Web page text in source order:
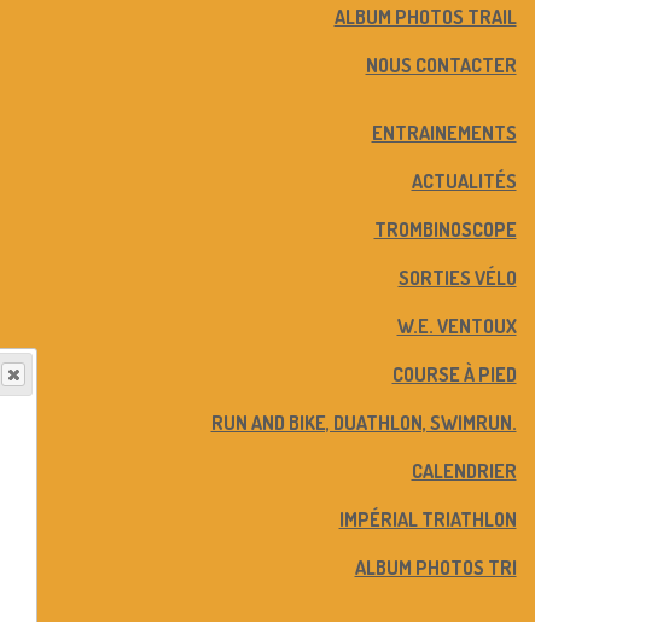
ALBUM PHOTOS TRAIL
NOUS CONTACTER
ENTRAINEMENTS
ACTUALITÉS
TROMBINOSCOPE
SORTIES VÉLO
W.E. VENTOUX
COURSE À PIED
RUN AND BIKE, DUATHLON, SWIMRUN.
CALENDRIER
IMPÉRIAL TRIATHLON
ALBUM PHOTOS TRI